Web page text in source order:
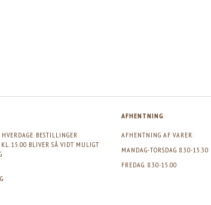
BESTILLINGER
15.00 BLIVER SÅ VIDT MULIGT
AFHENTNING
AFHENTNING AF VARER:
MANDAG-TORSDAG 8.30-15.30
FREDAG. 8.30-15.00